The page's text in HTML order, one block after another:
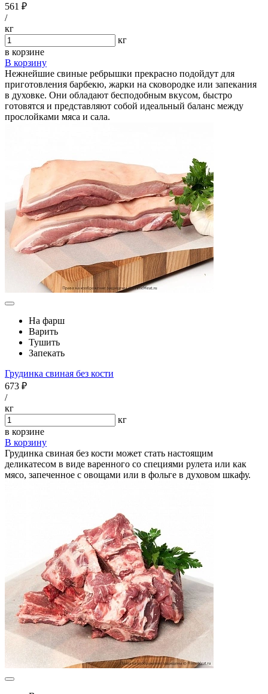
561 ₽
/
кг
кг
в корзине
В корзину
Нежнейшие свиные ребрышки прекрасно подойдут для
приготовления барбекю, жарки на сковородке или запекания
в духовке. Они обладают бесподобным вкусом, быстро
готовятся и представляют собой идеальный баланс между
прослойками мяса и сала.
На фарш
Варить
Тушить
Запекать
Грудинка свиная без кости
673 ₽
/
кг
кг
в корзине
В корзину
Грудинка свиная без кости может стать настоящим
деликатесом в виде варенного со специями рулета или как
мясо, запеченное с овощами или в фольге в духовом шкафу.